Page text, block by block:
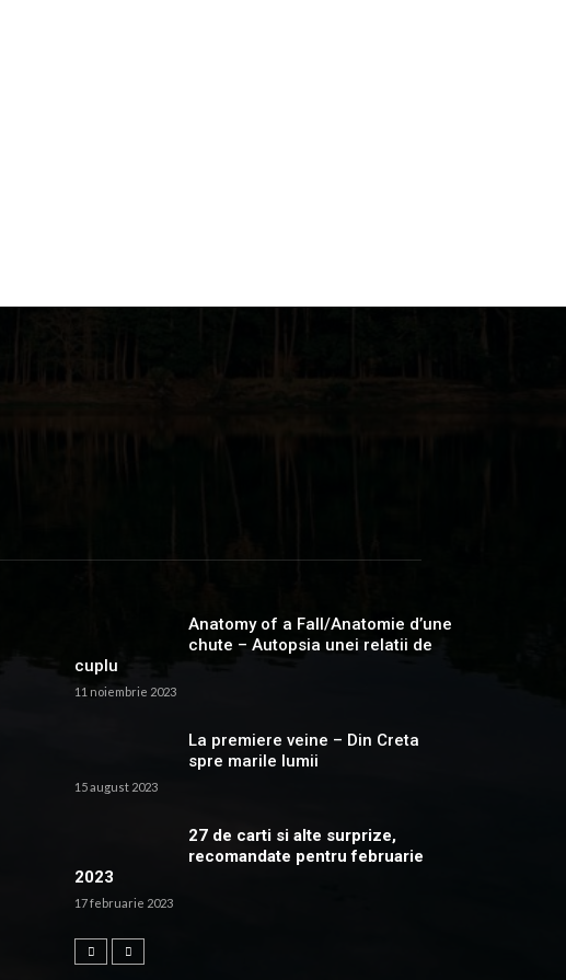
Anatomy of a Fall/Anatomie d’une
chute – Autopsia unei relatii de
cuplu
11 noiembrie 2023
La premiere veine – Din Creta
spre marile lumii
15 august 2023
27 de carti si alte surprize,
recomandate pentru februarie
2023
17 februarie 2023